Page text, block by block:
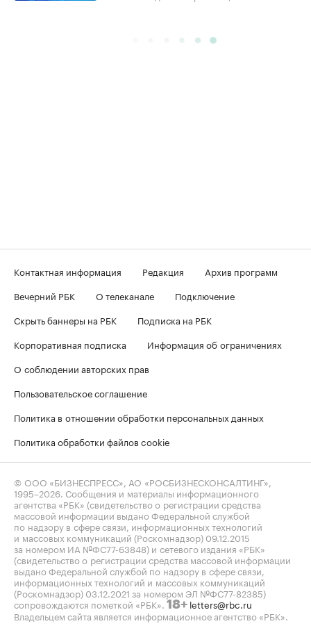
Контактная информация Редакция
Архив программ
Вечерний РБК
О телеканале
Подключение
Скрыть баннеры на РБК
Подписка на РБК
Корпоративная подписка
Информация об ограничениях
О соблюдении авторских прав
Пользовательское соглашение
Политика в отношении обработки персональных данных
Политика обработки файлов cookie
© ООО «БИЗНЕСПРЕСС», АО «РОСБИЗНЕСКОНСАЛТИНГ»,
1995–2026 . Сообщения и материалы информационного
агентства «РБК» (свидетельство о регистрации средства
массовой информации выдано Федеральной службой
по надзору в сфере связи, информационных технологий
и массовых коммуникаций (Роскомнадзор) 09.12.2015
за номером ИА №ФС77-63848) и сетевого издания «РБК»
(свидетельство о регистрации средства массовой информации
выдано Федеральной службой по надзору в сфере связи,
информационных технологий и массовых коммуникаций
(Роскомнадзор) 03.12.2021 за номером ЭЛ №ФС77-82385)
сопровождаются пометкой «РБК». 18+ letters@rbc.ru
Владельцем сайта является информационное агентство «РБК».